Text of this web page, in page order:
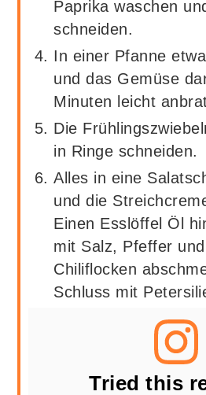
Paprika waschen
schneiden.
In einer Pfanne
und das Gemüse
Minuten leicht
Die
in Ringe schneiden.
Alles in eine
und die
Einen Esslöffel Öl
mit Salz, Pfeffer und
Chiliflocken
Schluss mit
Tried this